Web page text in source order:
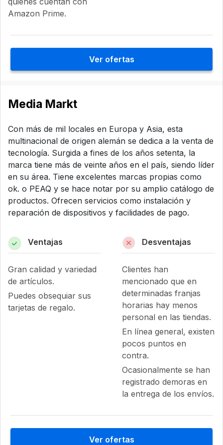
Amazon Prime.
Ver ofertas
Media Markt
Con más de mil locales en Europa y Asia, esta
multinacional de origen alemán se dedica a la venta de
tecnología. Surgida a fines de los años setenta, la
marca tiene más de veinte años en el país, siendo líder
en su área. Tiene excelentes marcas propias como
ok. o PEAQ y se hace notar por su amplio catálogo de
productos. Ofrecen servicios como instalación y
reparación de dispositivos y facilidades de pago.
Ventajas
Gran calidad y variedad
de artículos.
Puedes obsequiar sus
tarjetas de regalo.
Desventajas
Clientes han
mencionado que en
determinadas franjas
horarias hay menos
personal en las tiendas.
En línea general, existen
pocos puntos en
contra.
Ocasionalmente se han
registrado demoras en
la entrega de los envíos.
Ver ofertas